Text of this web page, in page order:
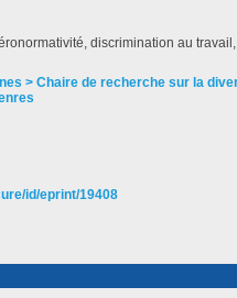
discrimination au travail,
> Chaire de recherche sur la
id/eprint/19408